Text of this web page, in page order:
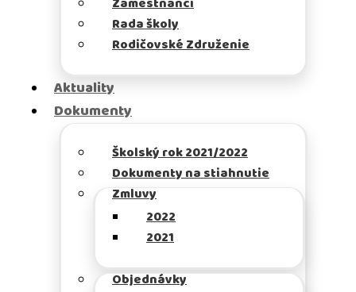
Rada školy
Rodičovské Združenie
Aktuality
Dokumenty
Školský rok 2021/2022
Dokumenty na stiahnutie
Zmluvy
2022
2021
Objednávky